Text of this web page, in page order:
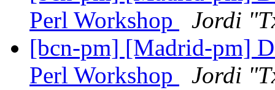
Perl Workshop
Jordi
[bcn-pm] [Madrid-pm]
Perl Workshop
Jordi